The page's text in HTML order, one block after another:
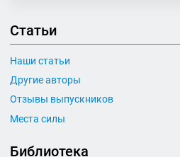
Статьи
Наши статьи
Другие авторы
Отзывы выпускников
Места силы
Библиотека